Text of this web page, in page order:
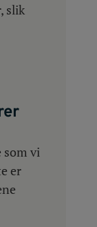
slik
som vi
er